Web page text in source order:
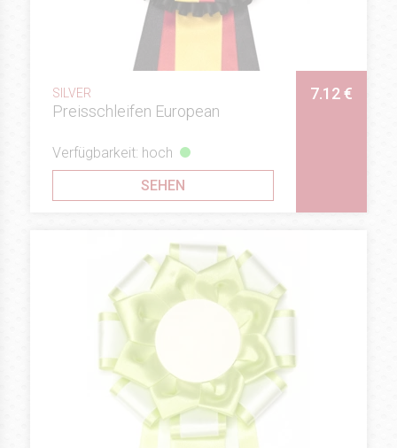
SILVER
Preisschleifen European
7.12 €
Verfügbarkeit: hoch
SEHEN